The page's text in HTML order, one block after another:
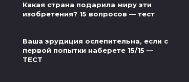
Какая страна подарила миру эти
изобретения? 15 вопросов — тест
Ваша эрудиция ослепительна, если с
первой попытки наберете 15/15 —
ТЕСТ